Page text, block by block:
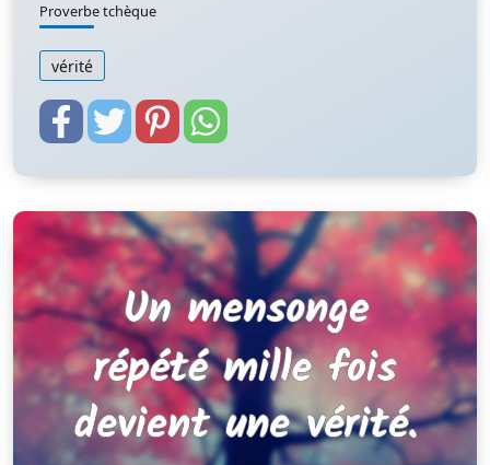
Proverbe tchèque
vérité